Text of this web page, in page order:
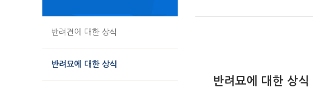
반려견에 대한 상식
반려묘에 대한 상식
반려묘에 대한 상식